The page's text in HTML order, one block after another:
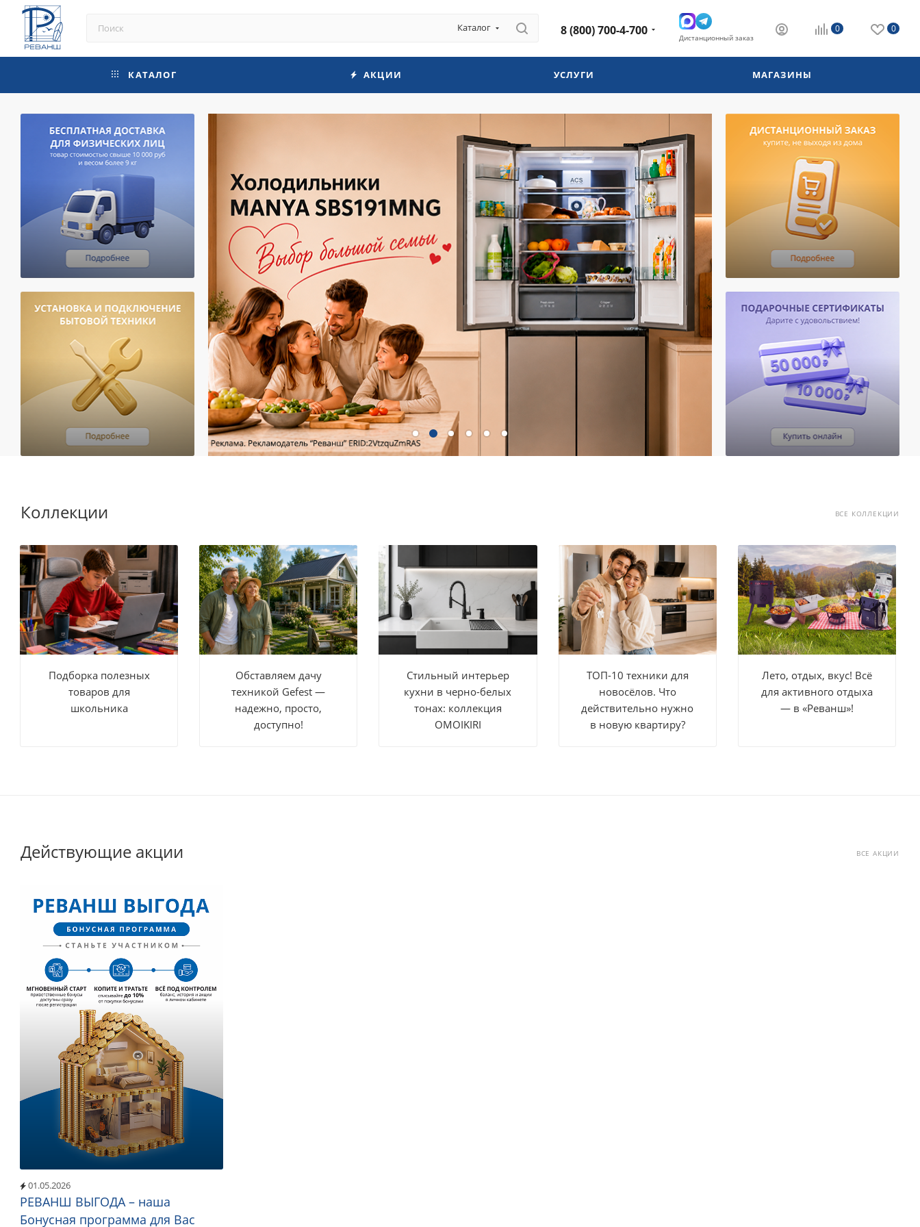
Каталог 8 (800) 700-4-700 Дистанционный заказ
0 0
КАТАЛОГ АКЦИИ УСЛУГИ МАГАЗИНЫ
Коллекции ВСЕ КОЛЛЕКЦИИ
Подборка полезных
товаров для
школьника
Обставляем дачу
техникой Gefest —
надежно, просто,
доступно!
Стильный интерьер
кухни в черно-белых
тонах: коллекция
OMOIKIRI
ТОП-10 техники для
новосёлов. Что
действительно нужно
в новую квартиру?
Лето, отдых, вкус! Всё
для активного отдыха
— в «Реванш»!
Действующие акции ВСЕ АКЦИИ
01.05.2026
РЕВАНШ ВЫГОДА – наша
Бонусная программа для Вас